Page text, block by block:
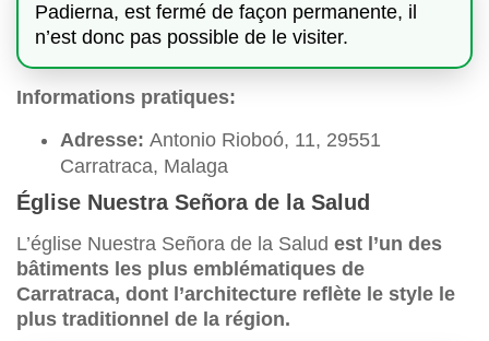
Padierna, est fermé de façon permanente, il
n’est donc pas possible de le visiter.
Informations pratiques:
Adresse: Antonio Rioboó, 11, 29551
Carratraca, Malaga
Église Nuestra Señora de la Salud
L’église Nuestra Señora de la Salud est l’un des
bâtiments les plus emblématiques de
Carratraca, dont l’architecture reflète le style le
plus traditionnel de la région.